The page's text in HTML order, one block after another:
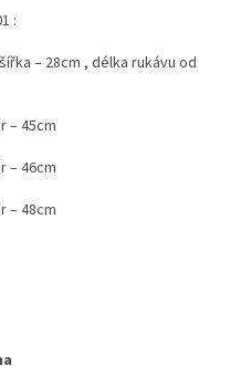
:
– 28cm , délka rukávu od
– 45cm
– 46cm
– 48cm